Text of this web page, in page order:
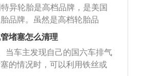
异轮胎是高档品牌，是美国
品牌。虽然是高档轮胎品
高低端的轮胎都有生产，这
好的开拓市场。
堵塞怎么清理
当车主发现自己的国六车排气
的情况时，可以利用铁丝或